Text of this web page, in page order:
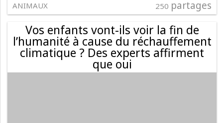
ANIMAUX 250 partages
Vos enfants vont-ils voir la fin de
l’humanité à cause du réchauffement
climatique ? Des experts affirment
que oui